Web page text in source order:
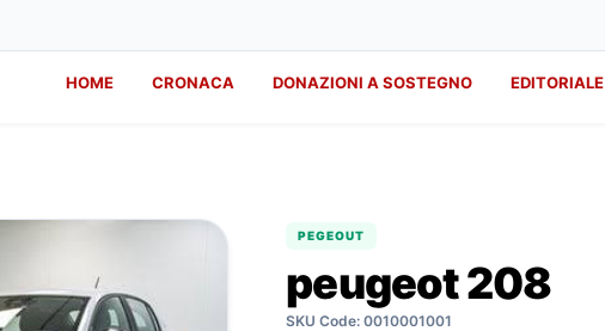
HOME CRONACA DONAZIONI A SOSTEGNO EDITORIALE
PEGEOUT
peugeot 208
SKU Code:0010001001